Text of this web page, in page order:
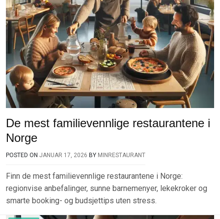
De mest familievennlige restaurantene i
Norge
POSTED ON JANUAR 17, 2026 BY MINRESTAURANT
Finn de mest familievennlige restaurantene i Norge:
regionvise anbefalinger, sunne barnemenyer, lekekroker og
smarte booking- og budsjettips uten stress.